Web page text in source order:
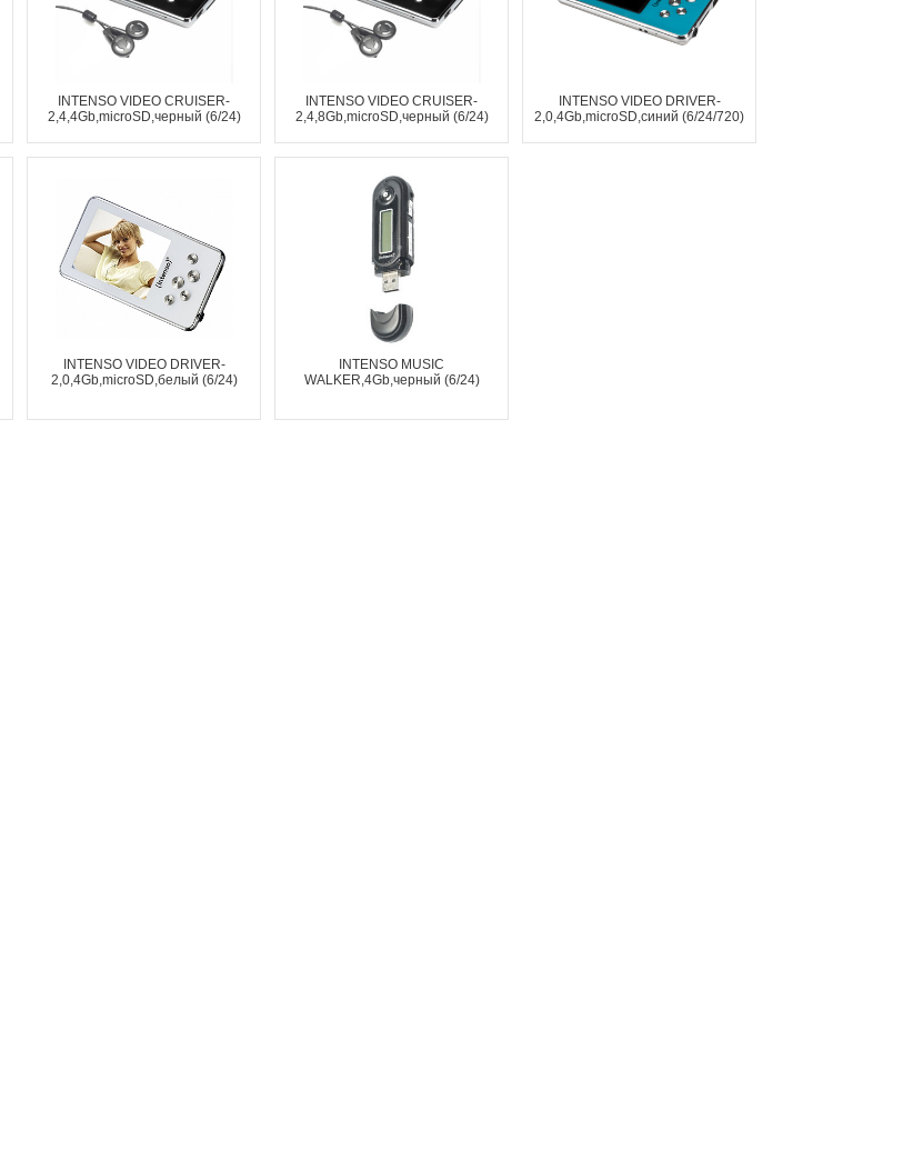
INTENSO VIDEO CRUISER-
2,4,4Gb,microSD,черный (6/24)
INTENSO VIDEO CRUISER-
2,4,8Gb,microSD,черный (6/24)
INTENSO VIDEO DRIVER-
2,0,4Gb,microSD,синий (6/24/720)
INTENSO VIDEO DRIVER-
2,0,4Gb,microSD,белый (6/24)
INTENSO MUSIC
WALKER,4Gb,черный (6/24)